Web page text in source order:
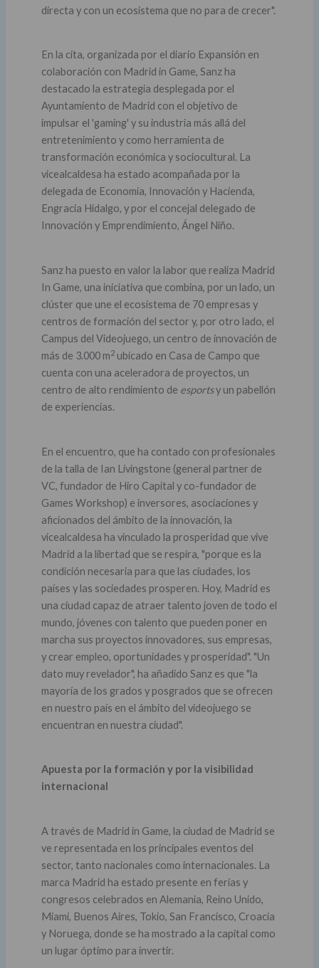
directa y con un ecosistema que no para de crecer".
En la cita, organizada por el diario Expansión en
colaboración con Madrid in Game, Sanz ha
destacado la estrategia desplegada por el
Ayuntamiento de Madrid con el objetivo de
impulsar el 'gaming' y su industria más allá del
entretenimiento y como herramienta de
transformación económica y sociocultural. La
vicealcaldesa ha estado acompañada por la
delegada de Economía, Innovación y Hacienda,
Engracia Hidalgo, y por el concejal delegado de
Innovación y Emprendimiento, Ángel Niño.
Sanz ha puesto en valor la labor que realiza Madrid
In Game, una iniciativa que combina, por un lado, un
clúster que une el ecosistema de 70 empresas y
centros de formación del sector y, por otro lado, el
Campus del Videojuego, un centro de innovación de
más de 3.000 m2ubicado en Casa de Campo que
cuenta con una aceleradora de proyectos, un
centro de alto rendimiento de esportsy un pabellón
de experiencias.
En el encuentro, que ha contado con profesionales
de la talla de Ian Livingstone (general partner de
VC, fundador de Hiro Capital y co-fundador de
Games Workshop) e inversores, asociaciones y
aficionados del ámbito de la innovación, la
vicealcaldesa ha vinculado la prosperidad que vive
Madrid a la libertad que se respira, "porque es la
condición necesaria para que las ciudades, los
países y las sociedades prosperen. Hoy, Madrid es
una ciudad capaz de atraer talento joven de todo el
mundo, jóvenes con talento que pueden poner en
marcha sus proyectos innovadores, sus empresas,
y crear empleo, oportunidades y prosperidad". "Un
dato muy revelador", ha añadido Sanz es que "la
mayoría de los grados y posgrados que se ofrecen
en nuestro país en el ámbito del videojuego se
encuentran en nuestra ciudad".
Apuesta por la formación y por la visibilidad
internacional
A través de Madrid in Game, la ciudad de Madrid se
ve representada en los principales eventos del
sector, tanto nacionales como internacionales. La
marca Madrid ha estado presente en ferias y
congresos celebrados en Alemania, Reino Unido,
Miami, Buenos Aires, Tokio, San Francisco, Croacia
y Noruega, donde se ha mostrado a la capital como
un lugar óptimo para invertir.